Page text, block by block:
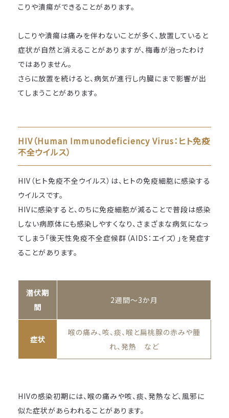
こりや潰瘍ができることがあります。
しこりや潰瘍は痛みを伴わないことが多く、放置していると
症状が自然と消えることがありますが、梅毒が治ったわけ
ではありません。
さらに放置を続けると、病気が進行し内臓にまで影響が出
てしまうことがあります。
HIV（Human Immunodeficiency Virus：ヒト免疫
不全ウイルス）
HIV（ヒト免疫不全ウイルス）は、ヒトの免疫細胞に感染する
ウイルスです。
HIVに感染すると、のちに免疫細胞が減ることで普段は感染
しない病原体にも感染しやすくなり、さまざまな病気になっ
てしまう「後天性免疫不全症候群（AIDS：エイズ）」を発症す
ることがあります。
潜伏期
間
2週間～3か月
症状
喉の痛み、咳、痰、喉と扁桃腺の赤みや腫
れ、発熱 など
HIVの感染初期には、喉の痛みや咳、痰、発熱など、風邪に
似た症状があらわれることがあります。